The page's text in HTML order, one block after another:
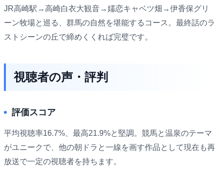
JR高崎駅→高崎白衣大観音→嬬恋キャベツ畑→伊香保グリ
ーン牧場と巡る、群馬の自然を堪能するコース。最終話のラ
ストシーンの丘で締めくくれば完璧です。
視聴者の声・評判
評価スコア
平均視聴率16.7%、最高21.9%と堅調。競馬と温泉のテーマ
がユニークで、他の朝ドラと一線を画す作品として現在も再
放送で一定の視聴者を持ちます。